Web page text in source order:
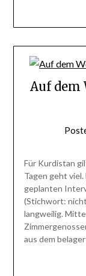
Auf dem
Für Kurdistan
Tagen geht viel.
geplanten
(Stichwort:
langweilig.
aus dem